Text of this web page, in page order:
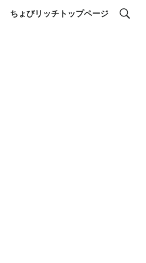
ちょびリッチトップページ